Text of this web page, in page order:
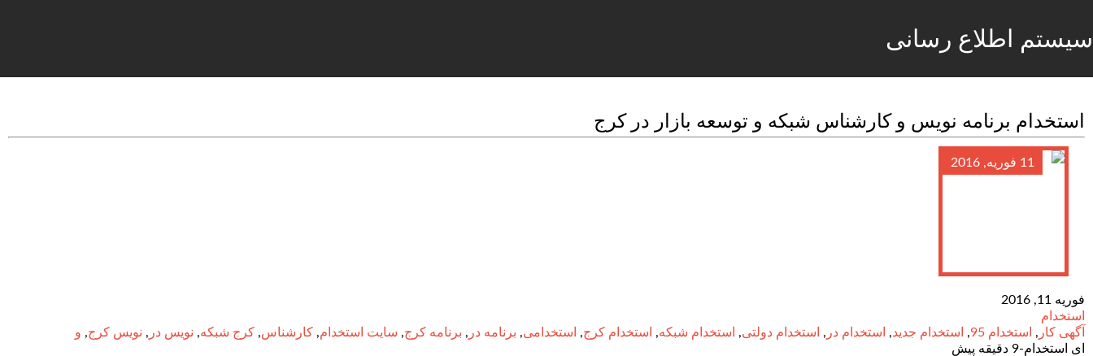
سیستم اطلاع رسانی
استخدام برنامه نویس و کارشناس شبکه و توسعه بازار در کرج
11 فوریه, 2016
فوریه 11, 2016
استخدام
آگهی کار , استخدام 95 , استخدام جدید, استخدام در , استخدام دولتی, استخدام شبکه, استخدام کرج, استخدامی, برنامه در , برنامه کرج, سایت استخدام, کارشناس, کرج شبکه, نویس در , نویس کرج, و
ای استخدام-9 دقیقه پیش